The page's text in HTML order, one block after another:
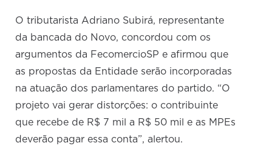
O tributarista Adriano Subirá, representante
da bancada do Novo, concordou com os
argumentos da FecomercioSP e afirmou que
as propostas da Entidade serão incorporadas
na atuação dos parlamentares do partido. “O
projeto vai gerar distorções: o contribuinte
que recebe de R$ 7 mil a R$ 50 mil e as MPEs
deverão pagar essa conta”, alertou.